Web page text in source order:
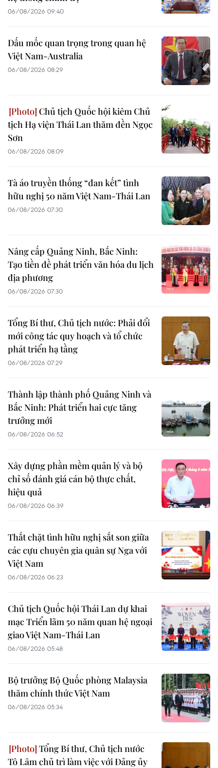
06/08/2026 09:40
Dấu mốc quan trọng trong quan hệ
Việt Nam-Australia
06/08/2026 08:29
Chủ tịch Quốc hội kiêm Chủ
tịch Hạ viện Thái Lan thăm đền Ngọc
Sơn
06/08/2026 08:09
Tà áo truyền thống “đan kết” tình
hữu nghị 50 năm Việt Nam-Thái Lan
06/08/2026 07:30
Nâng cấp Quảng Ninh, Bắc Ninh:
Tạo tiền đề phát triển văn hóa du lịch
địa phương
06/08/2026 07:30
Tổng Bí thư, Chủ tịch nước: Phải đổi
mới công tác quy hoạch và tổ chức
phát triển hạ tầng
06/08/2026 07:29
Thành lập thành phố Quảng Ninh và
Bắc Ninh: Phát triển hai cực tăng
trưởng mới
06/08/2026 06:52
Xây dựng phần mềm quản lý và bộ
chỉ số đánh giá cán bộ thực chất,
hiệu quả
06/08/2026 06:39
Thắt chặt tình hữu nghị sắt son giữa
các cựu chuyên gia quân sự Nga với
Việt Nam
06/08/2026 06:23
Chủ tịch Quốc hội Thái Lan dự khai
mạc Triển lãm 50 năm quan hệ ngoại
giao Việt Nam-Thái Lan
06/08/2026 05:48
Bộ trưởng Bộ Quốc phòng Malaysia
thăm chính thức Việt Nam
06/08/2026 05:34
Tổng Bí thư, Chủ tịch nước
Tô Lâm chủ trì làm việc với Đảng ủy